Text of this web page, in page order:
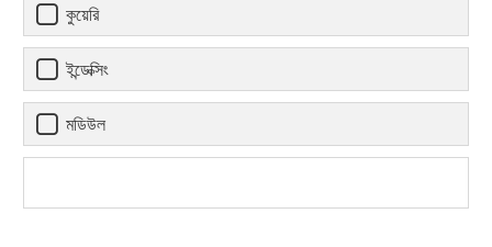
কুয়েরি
ইন্ডেক্সিং
মডিউল